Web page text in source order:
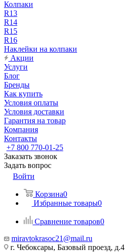
Колпаки
R13
R14
R15
R16
Наклейки на колпаки
Акции
Услуги
Блог
Бренды
Как купить
Условия оплаты
Условия доставки
Гарантия на товар
Компания
Контакты
+7 800 770-01-25
Заказать звонок
Задать вопрос
Войти
Корзина0
Избранные товары0
Сравнение товаров0
miravtokrasoc21@mail.ru
г. Чебоксары, Базовый проезд, д.4